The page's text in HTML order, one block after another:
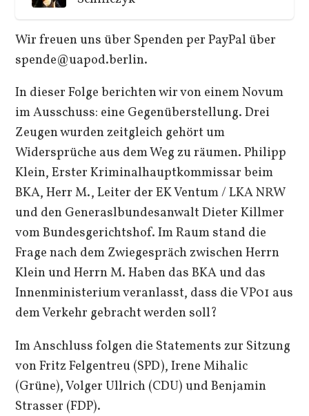
Wir freuen uns über Spenden per PayPal über
spende@uapod.berlin.
In dieser Folge berichten wir von einem Novum
im Ausschuss: eine Gegenüberstellung. Drei
Zeugen wurden zeitgleich gehört um
Widersprüche aus dem Weg zu räumen. Philipp
Klein, Erster Kriminalhauptkommissar beim
BKA, Herr M., Leiter der EK Ventum / LKA NRW
und den Generaslbundesanwalt Dieter Killmer
vom Bundesgerichtshof. Im Raum stand die
Frage nach dem Zwiegespräch zwischen Herrn
Klein und Herrn M. Haben das BKA und das
Innenministerium veranlasst, dass die VP01 aus
dem Verkehr gebracht werden soll?
Im Anschluss folgen die Statements zur Sitzung
von Fritz Felgentreu (SPD), Irene Mihalic
(Grüne), Volger Ullrich (CDU) und Benjamin
Strasser (FDP).